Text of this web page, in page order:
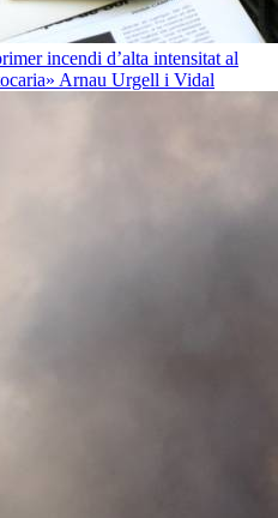
incendi d’alta intensitat al
Arnau Urgell i Vidal